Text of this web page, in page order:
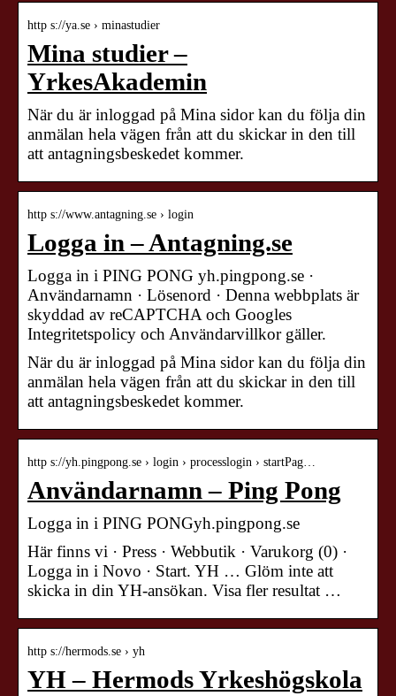
http s://ya.se › minastudier
Mina studier –
YrkesAkademin
När du är inloggad på Mina sidor kan du följa din
anmälan hela vägen från att du skickar in den till
att antagningsbeskedet kommer.
http s://www.antagning.se › login
Logga in – Antagning.se
Logga in i PING PONG yh.pingpong.se ·
Användarnamn · Lösenord · Denna webbplats är
skyddad av reCAPTCHA och Googles
Integritetspolicy och Användarvillkor gäller.
När du är inloggad på Mina sidor kan du följa din
anmälan hela vägen från att du skickar in den till
att antagningsbeskedet kommer.
http s://yh.pingpong.se › login › processlogin › startPag…
Användarnamn – Ping Pong
Logga in i PING PONGyh.pingpong.se
Här finns vi · Press · Webbutik · Varukorg (0) ·
Logga in i Novo · Start. YH … Glöm inte att
skicka in din YH-ansökan. Visa fler resultat …
http s://hermods.se › yh
YH – Hermods Yrkeshögskola